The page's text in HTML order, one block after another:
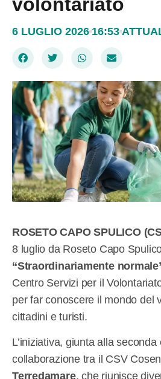
6 LUGLIO 2026 16:53
ROSETO CAPO SPULICO
8 luglio da Roseto Capo
“Straordinariamente
Centro Servizi per il
per far conoscere il mondo del
cittadini e turisti.
L’iniziativa, giunta alla
collaborazione tra il CSV
Terredamare, che riunisce